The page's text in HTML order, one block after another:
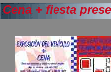
Cena + fiesta